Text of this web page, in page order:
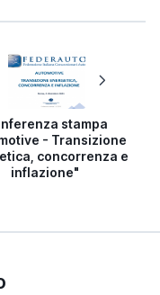
stampa
- Transizione
concorrenza e
inflazione"